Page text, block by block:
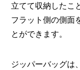
立てて収納したこ
フラット側の側面
とができます。
ジッパーバッグは